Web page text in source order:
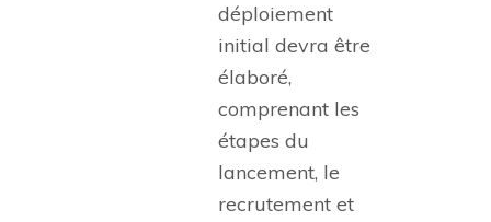
déploiement
initial devra être
élaboré,
comprenant les
étapes du
lancement, le
recrutement et